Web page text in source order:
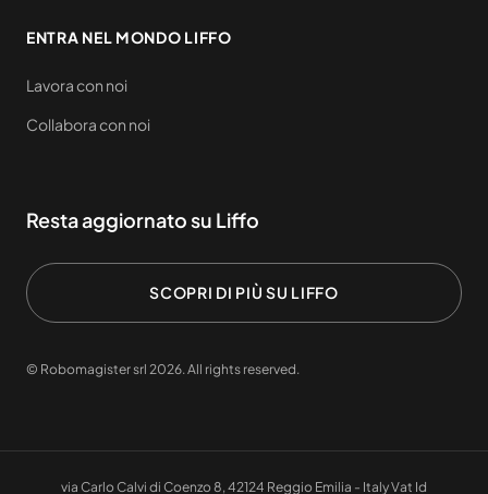
ENTRA NEL MONDO LIFFO
Lavora con noi
Collabora con noi
Resta aggiornato su Liffo
SCOPRI DI PIÙ SU LIFFO
© Robomagister srl 2026. All rights reserved.
via Carlo Calvi di Coenzo 8, 42124 Reggio Emilia - Italy Vat Id